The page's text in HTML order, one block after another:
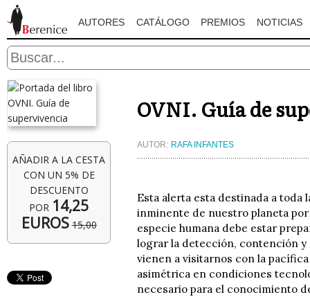
AUTORES CATÁLOGO PREMIOS NOTICIAS
AÑADIR A LA CESTA
CON UN 5% DE
DESCUENTO
POR 14,25
EUROS 15,00
OVNI. Guía de
AUTOR: RAFA INFANTES
Esta alerta esta destinada a toda
inminente de nuestro planeta
especie humana debe estar
lograr la detección, contención
vienen a visitarnos con la
asimétrica en condiciones
necesario para el conocimiento